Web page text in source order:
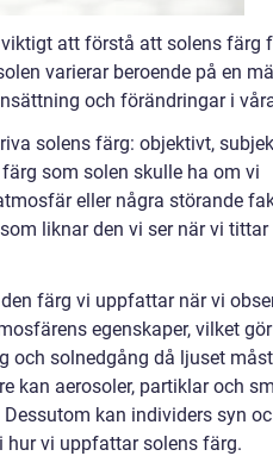
att förstå att solens färg
varierar beroende på en
och förändringar i
solens färg: objektivt,
som solen skulle ha om vi
eller några störande
liknar den vi ser när vi tittar
färg vi uppfattar när vi
egenskaper, vilket
och solnedgång då ljuset
kan aerosoler, partiklar och
kan individers syn
hur vi uppfattar solens färg.